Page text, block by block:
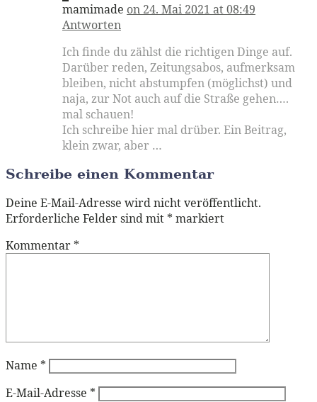
mamimade on 24. Mai 2021 at 08:49
Antworten
Ich finde du zählst die richtigen Dinge auf.
Darüber reden, Zeitungsabos, aufmerksam
bleiben, nicht abstumpfen (möglichst) und
naja, zur Not auch auf die Straße gehen….
mal schauen!
Ich schreibe hier mal drüber. Ein Beitrag,
klein zwar, aber …
Schreibe einen Kommentar
Deine E-Mail-Adresse wird nicht veröffentlicht.
Erforderliche Felder sind mit * markiert
Kommentar *
Name *
E-Mail-Adresse *